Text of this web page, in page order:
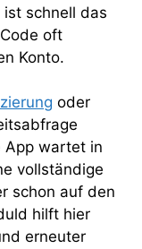
schnell das
oft
Konto.
oder
App wartet in
vollständige
schon auf den
hilft hier
erneuter